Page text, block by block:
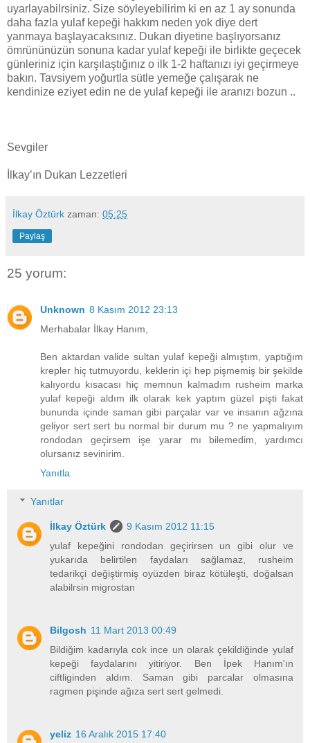
uyarlayabilrsiniz. Size söyleyebilirim ki en az 1 ay sonunda
daha fazla yulaf kepeği hakkım neden yok diye dert
yanmaya başlayacaksınız. Dukan diyetine başlıyorsanız
ömrününüzün sonuna kadar yulaf kepeği ile birlikte geçecek
günleriniz için karşılaştığınız o ilk 1-2 haftanızı iyi geçirmeye
bakın. Tavsiyem yoğurtla sütle yemeğe çalışarak ne
kendinize eziyet edin ne de yulaf kepeği ile aranızı bozun ..
Sevgiler
İlkay’ın Dukan Lezzetleri
İlkay Öztürk zaman: 05:25
Paylaş
25 yorum:
Unknown 8 Kasım 2012 23:13
Merhabalar İlkay Hanım,
Ben aktardan valide sultan yulaf kepeği almıştım, yaptığım
krepler hiç tutmuyordu, keklerin içi hep pişmemiş bir şekilde
kalıyordu kısacası hiç memnun kalmadım rusheim marka
yulaf kepeği aldım ilk olarak kek yaptım güzel pişti fakat
bununda içinde saman gibi parçalar var ve insanın ağzına
geliyor sert sert bu normal bir durum mu ? ne yapmalıyım
rondodan geçirsem işe yarar mı bilemedim, yardımcı
olursanız sevinirim.
Yanıtla
Yanıtlar
İlkay Öztürk
9 Kasım 2012 11:15
yulaf kepeğini rondodan geçirirsen un gibi olur ve
yukarıda belirtilen faydaları sağlamaz, rusheim
tedarikçi değiştirmiş oyüzden biraz kötüleşti, doğalsan
alabilrsin migrostan
Bilgosh 11 Mart 2013 00:49
Bildiğim kadarıyla cok ince un olarak çekildiğinde yulaf
kepeği faydalarını yitiriyor. Ben İpek Hanım'ın
ciftliginden aldım. Saman gibi parcalar olmasına
ragmen pişinde ağıza sert sert gelmedi.
yeliz 16 Aralık 2015 17:40